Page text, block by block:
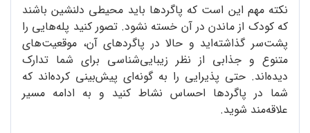
نکته مهم این است که پاگردها باید محیطی دلنشین باشند
که کودک از ماندن در آن خسته نشود. تصور کنید پله‌هایی را
پشت‌سر گذاشته‌اید و حالا در پاگردهای آن، موقعیت‌های
متنوع و جذابی از نظر زیبایی‌شناسی برای شما تدارک
دیده‌اند. حتی پذیرایی را به گونه‌ای پیش‌بینی کرده‌اند که
شما در پاگردها احساس نشاط کنید و به ادامه مسیر
علاقه‌مند شوید.